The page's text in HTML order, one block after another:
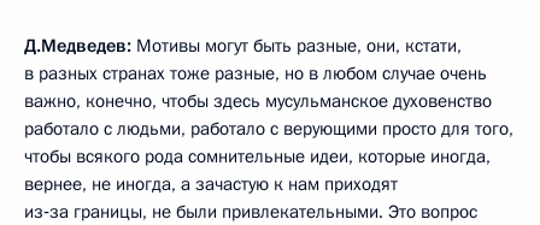
Д.Медведев: Мотивы могут быть разные, они, кстати,
в разных странах тоже разные, но в любом случае очень
важно, конечно, чтобы здесь мусульманское духовенство
работало с людьми, работало с верующими просто для того,
чтобы всякого рода сомнительные идеи, которые иногда,
вернее, не иногда, а зачастую к нам приходят
из‑за границы, не были привлекательными. Это вопрос